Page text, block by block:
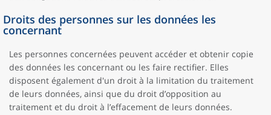
Droits des personnes sur les données les
concernant
Les personnes concernées peuvent accéder et obtenir copie
des données les concernant ou les faire rectifier. Elles
disposent également d'un droit à la limitation du traitement
de leurs données, ainsi que du droit d’opposition au
traitement et du droit à l’effacement de leurs données.